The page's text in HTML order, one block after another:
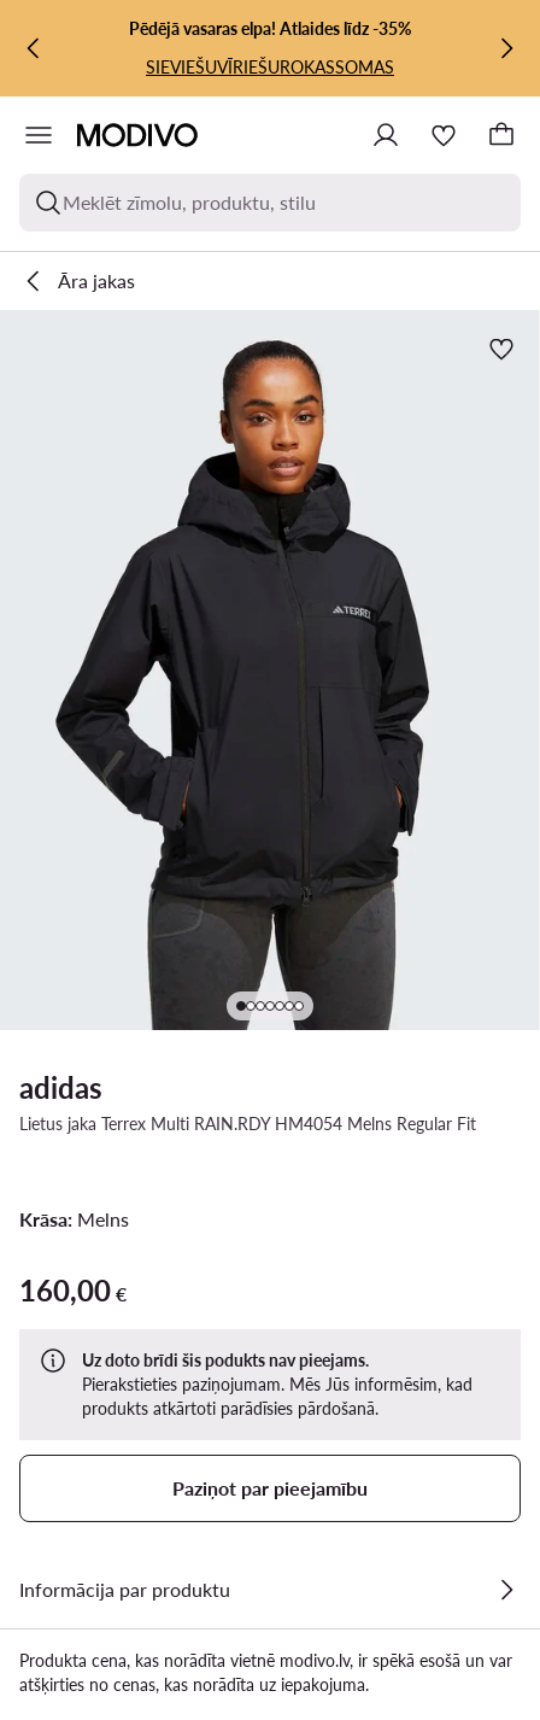
PĀRIET UZ GALVENO SATURU
PĀRIET UZ MEKLĒŠANUPēdējā vasaras elpa! Atlaides līdz -35%
SIEVIEŠUVĪRIEŠUROKASSOMAS
Meklēt zīmolu, produktu, stilu
Āra jakas
adidas
Lietus jaka Terrex Multi RAIN.RDY HM4054 Melns Regular Fit
Krāsa: Melns
160,00 €
160,00 €
Uz doto brīdi šis podukts nav pieejams.
Pierakstieties paziņojumam. Mēs Jūs informēsim, kad
produkts atkārtoti parādīsies pārdošanā.
Paziņot par pieejamību
Informācija par produktu
Produkta cena, kas norādīta vietnē modivo.lv, ir spēkā esošā un var
atšķirties no cenas, kas norādīta uz iepakojuma.